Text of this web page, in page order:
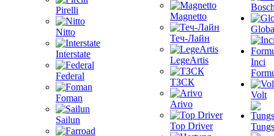
Pirelli
Nitto
Interstate
Federal
Foman
Sailun
Magnetto
Теч-Лайн
LegeArtis
ТЗСК
Arivo
Top Driver
Inci
Volt